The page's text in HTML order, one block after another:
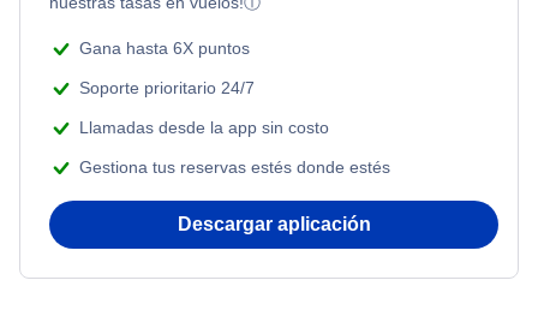
Flights Under $199
Flights from Nueva York to Estanbul
Flights from Nueva York to Mumbai
Romantic Vacations
Adventure Vacations
Gana hasta 6X puntos
Soporte prioritario 24/7
Llamadas desde la app sin costo
Gestiona tus reservas estés donde estés
Descargar aplicación